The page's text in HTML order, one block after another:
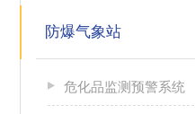
防爆气象站
危化品监测预警系统